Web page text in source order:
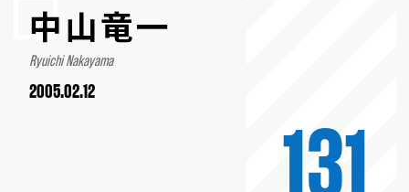
中山竜一
Ryuichi Nakayama
2005.02.12
131